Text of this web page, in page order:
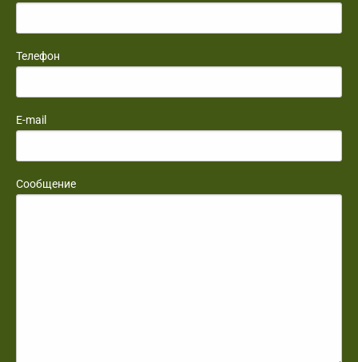
Телефон
E-mail
Сообщение